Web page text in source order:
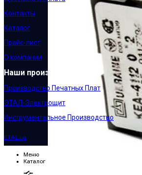
Контакты
Каталог
Прайс-лист
О компании
Наши производства:
Производство Печатных Плат
ЭТАЛ-Электрощит
Инструментальное Производство
ETAL.ua
Меню
Каталог